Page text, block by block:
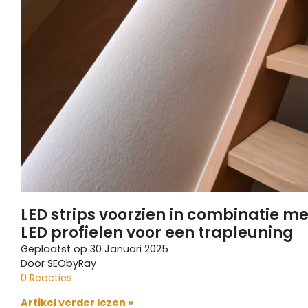
LED strips voorzien in combinatie
LED profielen voor een trapleuning
Geplaatst op 30 Januari 2025
Door SEObyRay
0 Reacties
Artikel verder lezen »